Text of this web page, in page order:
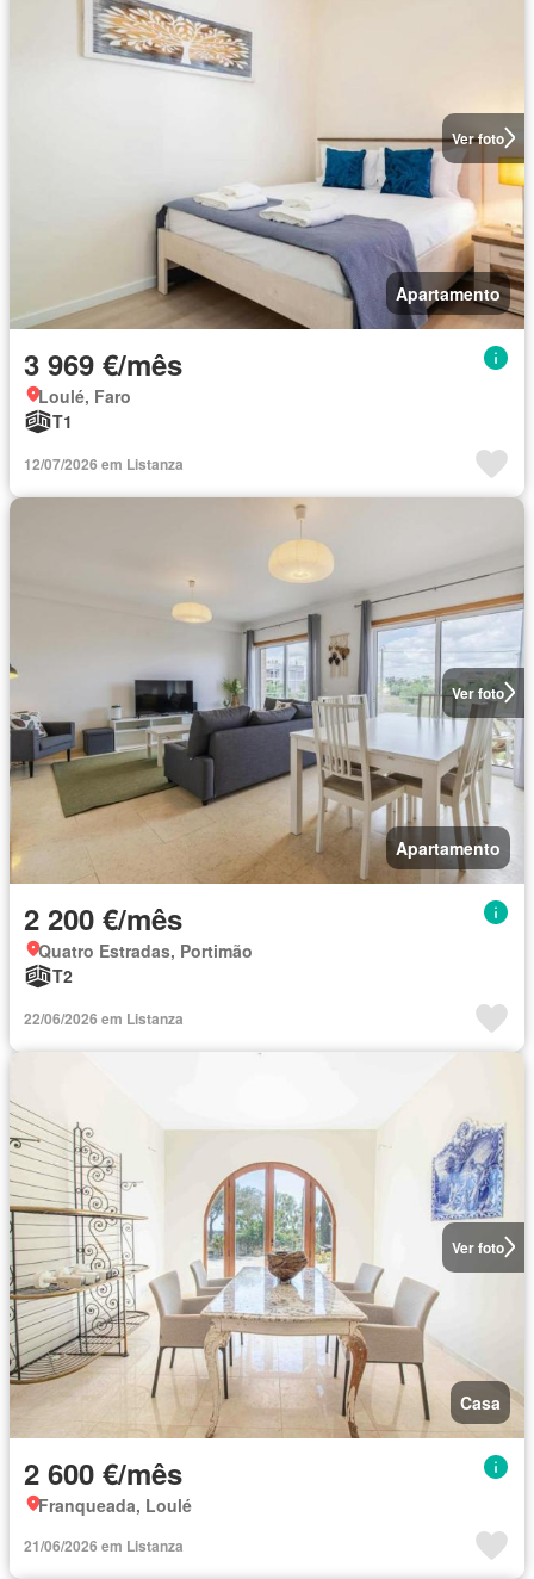
Ver foto
Apartamento
3 969 €/mês
Loulé, Faro
T1
12/07/2026 em Listanza
Ver foto
Apartamento
2 200 €/mês
Quatro Estradas, Portimão
T2
22/06/2026 em Listanza
Ver foto
Casa
2 600 €/mês
Franqueada, Loulé
21/06/2026 em Listanza